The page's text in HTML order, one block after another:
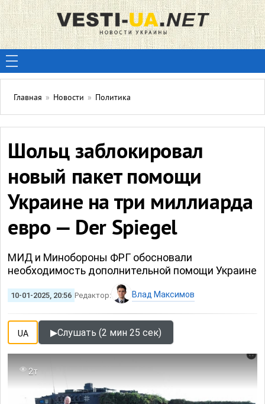
Главная » Новости » Политика
Шольц заблокировал
новый пакет помощи
Украине на три миллиарда
евро — Der Spiegel
МИД и Минобороны ФРГ обосновали
необходимость дополнительной помощи Украине
10-01-2025, 20:56 Редактор: Влад Максимов
UA ▶Слушать (2 мин 25 сек)
2т